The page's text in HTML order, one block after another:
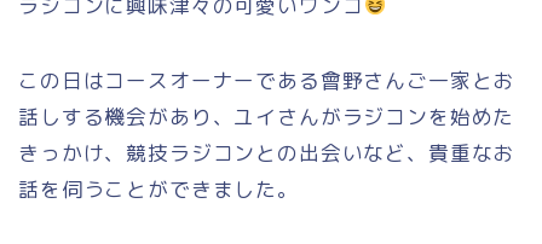
この日はコースオーナーである會野さんご一家とお
話しする機会があり、ユイさんがラジコンを始めた
きっかけ、競技ラジコンとの出会いなど、貴重なお
話を伺うことができました。